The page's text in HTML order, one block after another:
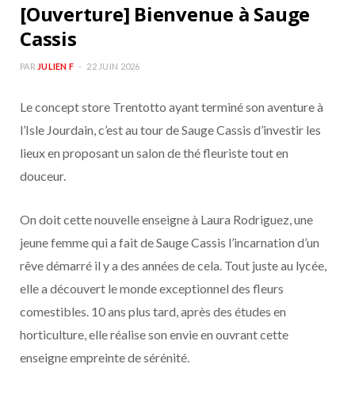
o
k
g
a
[Ouverture] Bienvenue à Sauge
Cassis
PAR JULIEN F 22 JUIN 2026
Le concept store Trentotto ayant terminé son aventure à
l’Isle Jourdain, c’est au tour de Sauge Cassis d’investir les
lieux en proposant un salon de thé fleuriste tout en
douceur.
On doit cette nouvelle enseigne à Laura Rodriguez, une
jeune femme qui a fait de Sauge Cassis l’incarnation d’un
rêve démarré il y a des années de cela. Tout juste au lycée,
elle a découvert le monde exceptionnel des fleurs
comestibles. 10 ans plus tard, après des études en
horticulture, elle réalise son envie en ouvrant cette
enseigne empreinte de sérénité.